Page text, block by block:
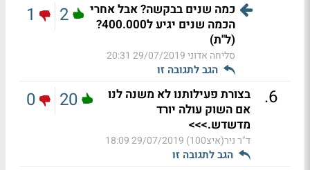
כמה שנים בבקשה? אבל אחרי
הכמה שנים יגיע ל400.000?
(ל"ת)
סליחה אדוני29/07/2019 20:31
הגב לתגובה זו
2
1
6
.
בצורת פעילותנו לא משנה לנו
אם השוק עולה יורד
מדשדש.>>>
ד"ר ניר(איצ100) 29/07/2019 18:09
הגב לתגובה זו
20
0